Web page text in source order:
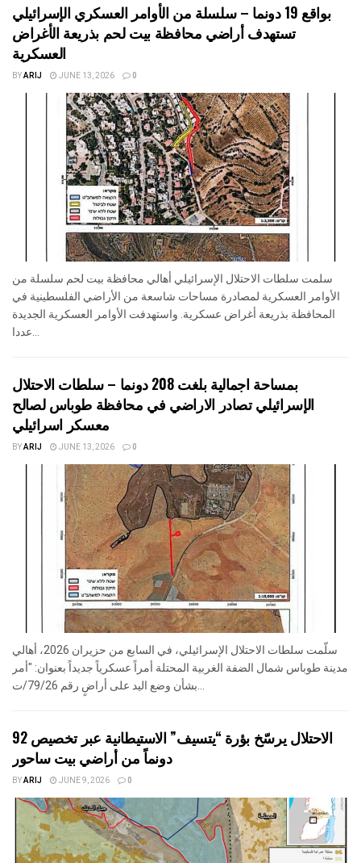
بواقع 19 دونما – سلسلة من الأوامر العسكري الإسرائيلي
تستهدف أراضي محافظة بيت لحم بذريعة الأغراض
العسكرية
BYARIJ JUNE 13, 2026 0
سلمت سلطات الاحتلال الإسرائيلي أهالي محافظة بيت لحم سلسلة من
الأوامر العسكرية لمصادرة مساحات شاسعة من الأراضي الفلسطينية في
المحافظة بذريعة أغراض عسكرية. واستهدفت الأوامر العسكرية الجديدة
بمساحة اجمالية بلغت 208 دونما – سلطات الاحتلال
الإسرائيلي تصادر الاراضي في محافظة طوباس لصالح
معسكر اسرائيلي
BYARIJ JUNE 13, 2026 0
سلّمت سلطات الاحتلال الإسرائيلي، في السابع من حزيران 2026، أهالي
مدينة طوباس شمال الضفة الغربية المحتلة أمراً عسكرياً جديداً بعنوان: "أمر
الاحتلال يرسّخ بؤرة “يتسيف” الاستيطانية عبر تخصيص 92
دونماً من أراضي بيت ساحور
BYARIJ JUNE 9, 2026 0